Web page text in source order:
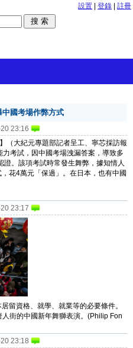
設置 登錄 註冊
國考場作弊方式
23:16
（大紀元專題部記者呈工、寧芯採訪報
考試，因中國考場洩漏答案，導致多
證。該項考試時常發生舞弊，據知情人
花4萬元「保過」。在日本，也有中國
23:17
留資格、就學、就業等的必要條件。
街的中國新年舞獅表演。(Philip Fon
23:18